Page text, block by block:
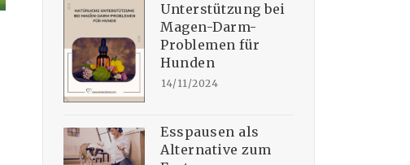
Unterstützung bei
Magen-Darm-
Problemen für
Hunden
14/11/2024
Esspausen als
Alternative zum